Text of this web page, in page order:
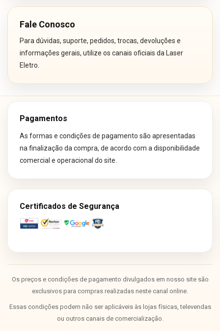
Fale Conosco
Para dúvidas, suporte, pedidos, trocas, devoluções e
informações gerais, utilize os canais oficiais da Laser
Eletro.
Pagamentos
As formas e condições de pagamento são apresentadas
na finalização da compra, de acordo com a disponibilidade
comercial e operacional do site.
Certificados de Segurança
Os preços e condições de pagamento divulgados em nosso site são
exclusivos para compras realizadas neste canal online.
Essas condições podem não ser aplicáveis às lojas físicas, televendas
ou outros canais de comercialização.